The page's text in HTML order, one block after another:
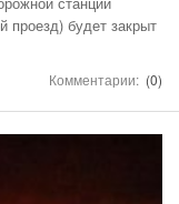
проезд) будет закрыт
Комментарии: (0)